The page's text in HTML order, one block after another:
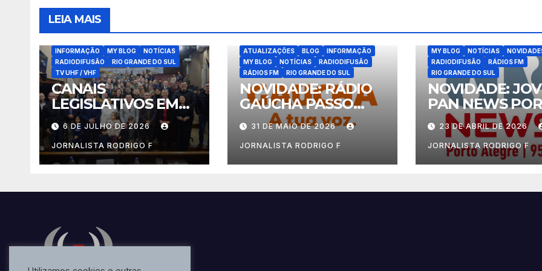
LEIA MAIS
INFORMAÇÃO
MY BLOG
NOTÍCIAS
RADIODIFUSÃO
RIO GRANDE DO SUL
TV UHF / VHF
CANAIS
LEGISLATIVOS EM
CAXIAS DO SUL
6 DE JULHO DE 2026
JORNALISTA RODRIGO F
ATUALIZAÇÕES BLOG
INFORMAÇÃO
MY BLOG
NOTÍCIAS
RADIODIFUSÃO
RÁDIOS FM
RIO GRANDE DO SUL
NOVIDADE: RÁDIO
GAÚCHA PASSO
FUNDO
31 DE MAIO DE 2026
JORNALISTA RODRIGO F
MY BLOG
NOTÍCIAS
RADIODIFUSÃO
RÁDIOS FM
RIO GRANDE DO SUL
NOVIDADE:
PAN NEWS
ALEGRE
23 DE ABRIL DE 2026
JORNALISTA RODRIGO F